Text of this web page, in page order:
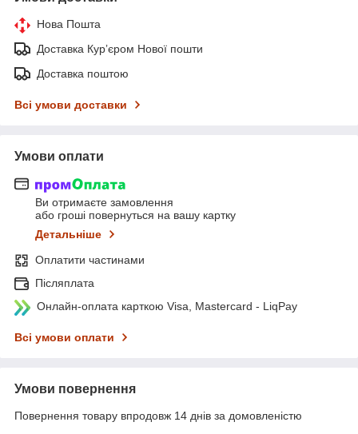
Нова Пошта
Доставка Курʼєром Нової пошти
Доставка поштою
Всі умови доставки
Умови оплати
Ви отримаєте замовлення
або гроші повернуться на вашу картку
Детальніше
Оплатити частинами
Післяплата
Онлайн-оплата карткою Visa, Mastercard - LiqPay
Всі умови оплати
Умови повернення
Повернення товару впродовж 14 днів за домовленістю